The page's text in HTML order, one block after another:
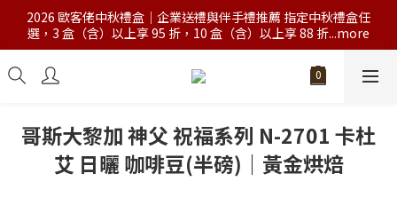
2026 歐客佬中秋禮盒｜企業送禮與伴手禮推薦 指定中秋禮盒任
選，3 盒（含）以上享 95 折，10 盒（含）以上享 88 折...more
哥斯大黎加 神父 祝福系列 N-2701 卡杜
艾 日曬 咖啡豆(半磅)｜黃金烘焙